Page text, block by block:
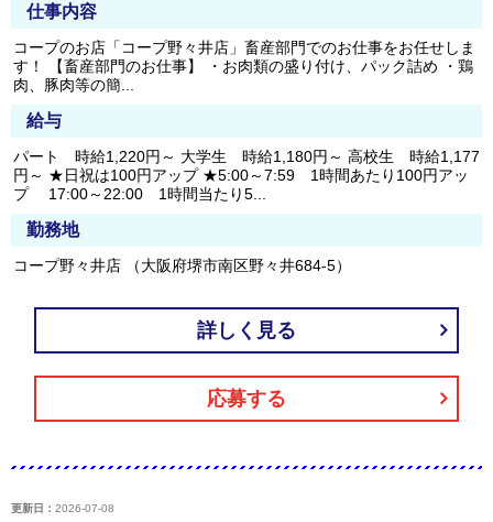
仕事内容
コープのお店「コープ野々井店」畜産部門でのお仕事をお任せしま
す！ 【畜産部門のお仕事】 ・お肉類の盛り付け、パック詰め ・鶏
肉、豚肉等の簡...
給与
パート 時給1,220円～ 大学生 時給1,180円～ 高校生 時給1,177
円～ ★日祝は100円アップ ★5:00～7:59 1時間あたり100円アッ
プ 17:00～22:00 1時間当たり5...
勤務地
コープ野々井店 （大阪府堺市南区野々井684-5）
詳しく見る
応募する
更新日： 2026-07-08